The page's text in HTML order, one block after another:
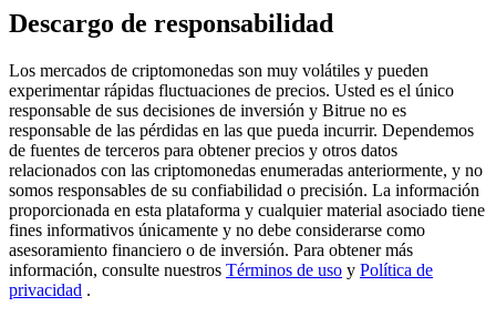
Register & Trade to Win 500,000 USDT
Precious Metals Trading Carnival
Trade Gold & Silver · 33,333 USDT Bonus
USDT New User Exclusive 10% APR
USDT Flexible Staking | Daily Rewards
Descargo de responsabilidad
Los mercados de criptomonedas son muy volátiles y pueden
experimentar rápidas fluctuaciones de precios. Usted es el único
responsable de sus decisiones de inversión y Bitrue no es
responsable de las pérdidas en las que pueda incurrir. Dependemos
de fuentes de terceros para obtener precios y otros datos
relacionados con las criptomonedas enumeradas anteriormente, y no
somos responsables de su confiabilidad o precisión. La información
proporcionada en esta plataforma y cualquier material asociado tiene
fines informativos únicamente y no debe considerarse como
asesoramiento financiero o de inversión. Para obtener más
información, consulte nuestros Términos de uso y Política de
privacidad .